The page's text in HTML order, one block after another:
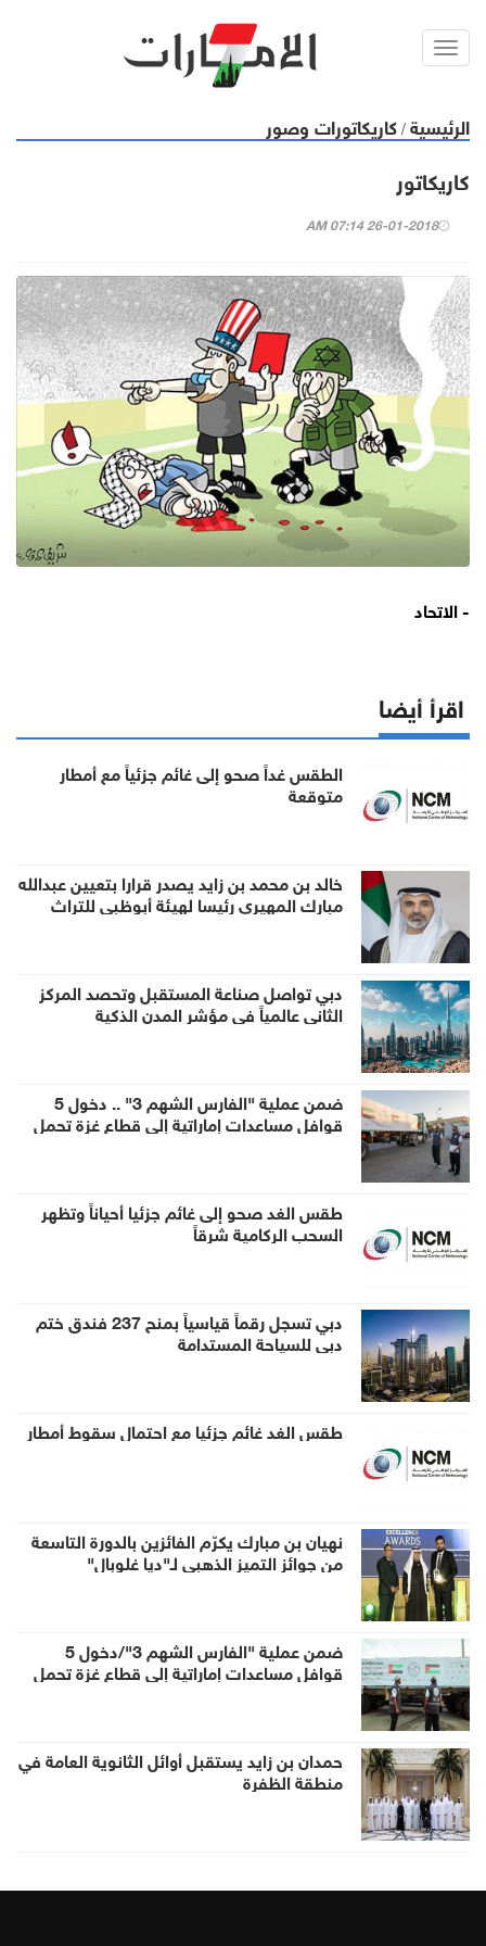
Toggl
الرئيسية / كاريكاتورات وصور
كاريكاتور
26-01-2018 07:14 AM
- الاتحاد
اقرأ أيضا
الطقس غداً صحو إلى غائم جزئياً مع أمطار
متوقعة
خالد بن محمد بن زايد يصدر قرارا بتعيين عبدالله
مبارك المهيري رئيسا لهيئة أبوظبي للتراث
دبي تواصل صناعة المستقبل وتحصد المركز
الثاني عالمياً في مؤشر المدن الذكية
ضمن عملية "الفارس الشهم 3" .. دخول 5
قوافل مساعدات إماراتية إلى قطاع غزة تحمل
طقس الغد صحو إلى غائم جزئيا أحياناً وتظهر
السحب الركامية شرقاً
دبي تسجل رقماً قياسياً بمنح 237 فندق ختم
دبي للسياحة المستدامة
طقس الغد غائم جزئيا مع احتمال سقوط أمطار
نهيان بن مبارك يكرّم الفائزين بالدورة التاسعة
من جوائز التميز الذهبي لـ"ديا غلوبال"
ضمن عملية "الفارس الشهم 3"/دخول 5
قوافل مساعدات إماراتية إلى قطاع غزة تحمل
حمدان بن زايد يستقبل أوائل الثانوية العامة في
منطقة الظفرة